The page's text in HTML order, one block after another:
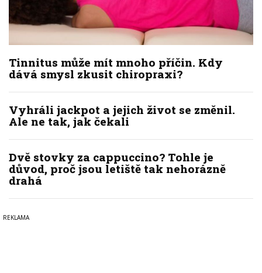
Tinnitus může mít mnoho příčin. Kdy
dává smysl zkusit chiropraxi?
Vyhráli jackpot a jejich život se změnil.
Ale ne tak, jak čekali
Dvě stovky za cappuccino? Tohle je
důvod, proč jsou letiště tak nehorázně
drahá